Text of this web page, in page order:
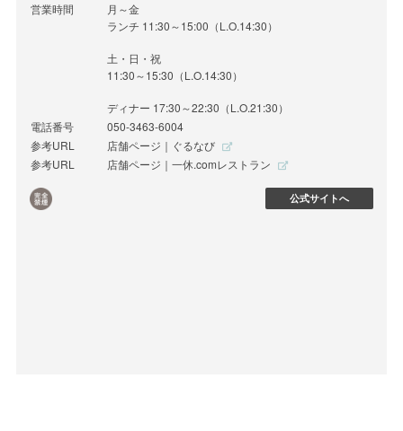
営業時間
月～金
ランチ 11:30～15:00（L.O.14:30）
土・日・祝
11:30～15:30（L.O.14:30）
ディナー 17:30～22:30（L.O.21:30）
電話番号
050-3463-6004
参考URL
店舗ページ｜ぐるなび
参考URL
店舗ページ｜一休.comレストラン
公式サイトへ